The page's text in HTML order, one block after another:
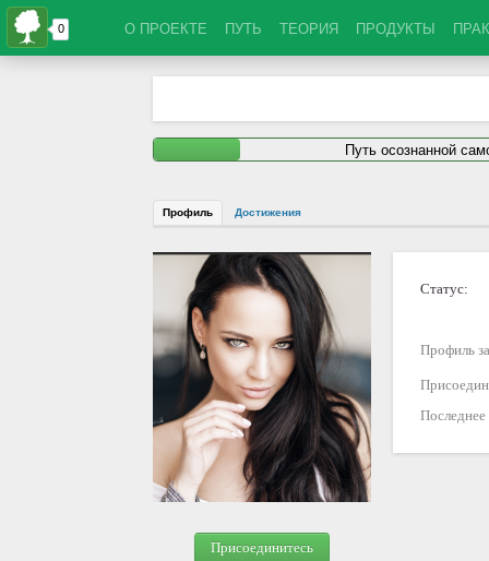
О ПРОЕКТЕ ПУТЬ ТЕОРИЯ ПРОДУКТЫ
Путь осознанной
Профиль Достижения
Присоединитесь
Статус:
Профиль